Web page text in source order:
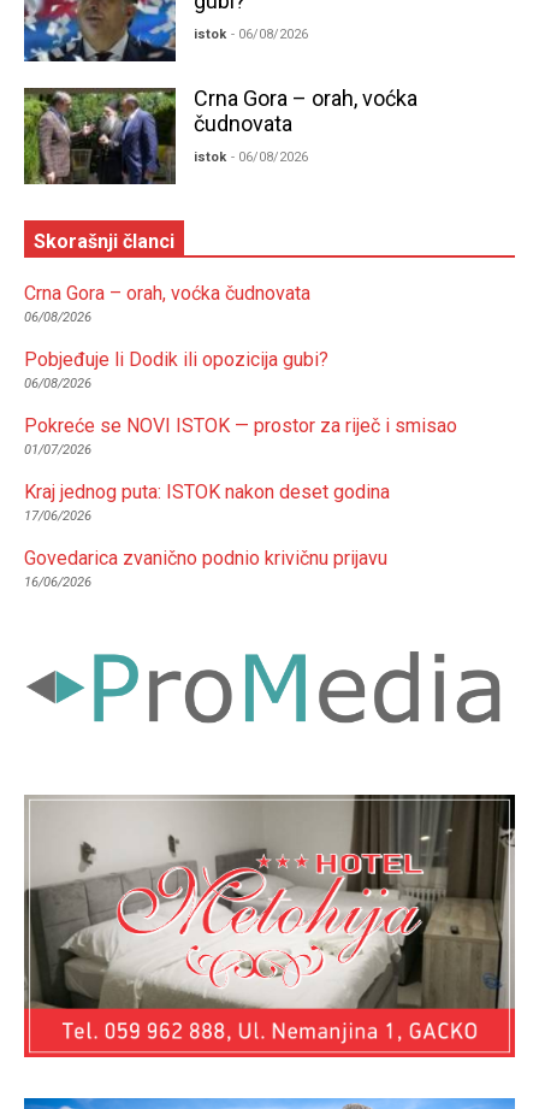
istok - 06/08/2026
Crna Gora – orah, voćka
čudnovata
istok - 06/08/2026
Skorašnji članci
Crna Gora – orah, voćka čudnovata
06/08/2026
Pobjeđuje li Dodik ili opozicija gubi?
06/08/2026
Pokreće se NOVI ISTOK — prostor za riječ i smisao
01/07/2026
Kraj jednog puta: ISTOK nakon deset godina
17/06/2026
Govedarica zvanično podnio krivičnu prijavu
16/06/2026